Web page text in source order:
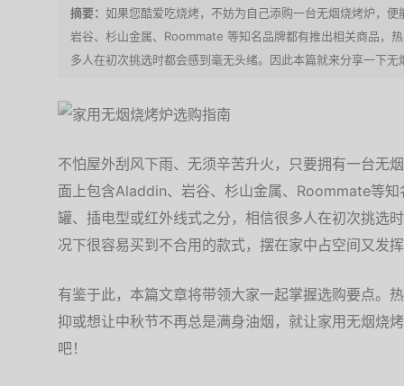
如果您酷爱吃烧烤，不妨为自己添购一台无烟烧烤炉，
岩谷、杉山金属、Roommate 等知名品牌都有推出相关商品，
多人在初次挑选时都会感到毫无头绪。因此本篇就来分享一下无
不怕屋外刮风下雨、无须辛苦升火，只要拥有一台无
面上包含Aladdin、岩谷、杉山金属、Roommate等
罐、插电型或红外线式之分，相信很多人在初次挑选
况下很容易买到不合用的款式，摆在家中占空间又发
有鉴于此，本篇文章将带领大家一起掌握选购要点。
抑或想让中秋节不再总是满身油烟，就让家用无烟烧
吧！